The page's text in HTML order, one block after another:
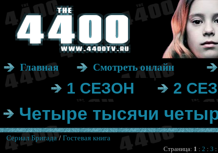
Главная Смотреть онлайн
1 СЕЗОН 2
Четыре тысячи
Сериал Бригада/ Гостевая книга
Страница: 1 : 2 : 3 :